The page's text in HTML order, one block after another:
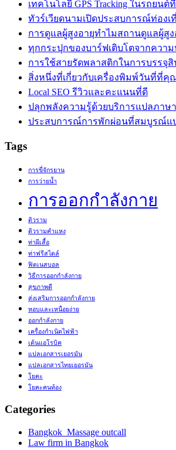
เทคโนโลยี GPS Tracking ในรถยน
ทัวร์เวียดนามเปิดประสบการณ์ท่องเ
การดูแลผู้สูงอายุทำไมสถานดูแลผู้สู
ทุกกระปุกของบาร์ฟเติบโตจากควา
การใช้สายรัดพลาสติกในการบรรจุ
สิ่งหนึ่งที่เกี่ยวกับเครื่องพิมพ์วันที่ที่คุ
Local SEO รีวิวและคะแนนที่ดี
ปลุกพลังความรู้ด้วยบริการแปลภา
ประสบการณ์การพักผ่อนที่สมบูรณ์แ
Tags
การขี่จักรยาน
การว่ายน้ำ
การออกกำลังกาย
ติวราม
ติวรามคำแหง
ท่าผีเสื้อ
ท่าฟรีสไตล์
ฟิตเนสบอล
วิธีการออกกำลังกาย
สุขภาพดี
ส่งเสริมการออกกำลังกาย
หอบและเหนื่อยง่าย
ออกกำลังกาย
เครื่องกำเนิดไฟฟ้า
เต้นแอโรบิค
แปลเอกสารเยอรมัน
แปลเอกสารไทยเยอรมัน
โยคะ
โยคะคนท้อง
Categories
Bangkok Massage outcall
Law firm in Bangkok